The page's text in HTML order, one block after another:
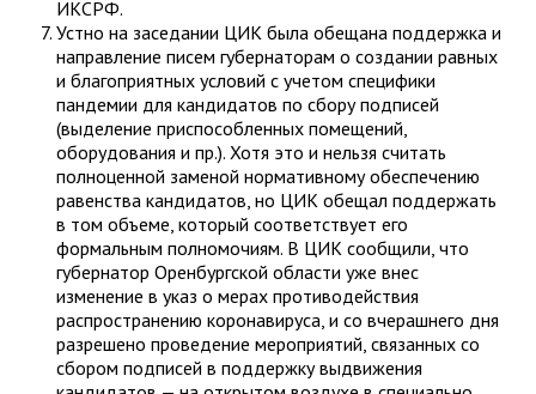
ИКСРФ.
Устно на заседании ЦИК была обещана поддержка и
направление писем губернаторам о создании равных
и благоприятных условий с учетом специфики
пандемии для кандидатов по сбору подписей
(выделение приспособленных помещений,
оборудования и пр.). Хотя это и нельзя считать
полноценной заменой нормативному обеспечению
равенства кандидатов, но ЦИК обещал поддержать
в том объеме, который соответствует его
формальным полномочиям. В ЦИК сообщили, что
губернатор Оренбургской области уже внес
изменение в указ о мерах противодействия
распространению коронавируса, и со вчерашнего дня
разрешено проведение мероприятий, связанных со
сбором подписей в поддержку выдвижения